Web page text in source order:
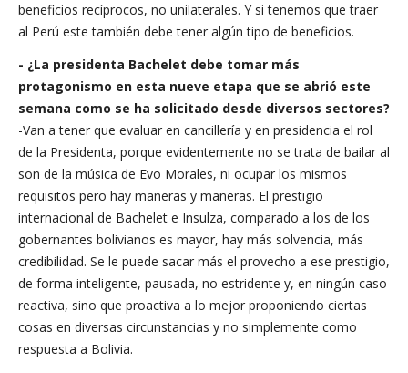
beneficios recíprocos, no unilaterales. Y si tenemos que traer
al Perú este también debe tener algún tipo de beneficios.
- ¿La presidenta Bachelet debe tomar más
protagonismo en esta nueve etapa que se abrió este
semana como se ha solicitado desde diversos sectores?
-Van a tener que evaluar en cancillería y en presidencia el rol
de la Presidenta, porque evidentemente no se trata de bailar al
son de la música de Evo Morales, ni ocupar los mismos
requisitos pero hay maneras y maneras. El prestigio
internacional de Bachelet e Insulza, comparado a los de los
gobernantes bolivianos es mayor, hay más solvencia, más
credibilidad. Se le puede sacar más el provecho a ese prestigio,
de forma inteligente, pausada, no estridente y, en ningún caso
reactiva, sino que proactiva a lo mejor proponiendo ciertas
cosas en diversas circunstancias y no simplemente como
respuesta a Bolivia.